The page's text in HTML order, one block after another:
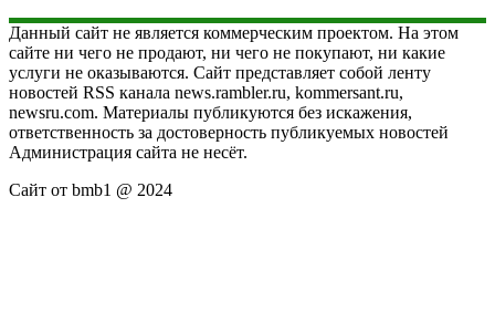
Данный сайт не является коммерческим проектом. На этом
сайте ни чего не продают, ни чего не покупают, ни какие
услуги не оказываются. Сайт представляет собой ленту
новостей RSS канала news.rambler.ru, kommersant.ru,
newsru.com. Материалы публикуются без искажения,
ответственность за достоверность публикуемых новостей
Администрация сайта не несёт.
Сайт от bmb1 @ 2024